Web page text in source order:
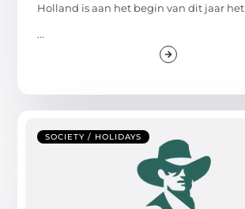
Holland is aan het begin van dit jaar het
...
SOCIETY / HOLIDAYS